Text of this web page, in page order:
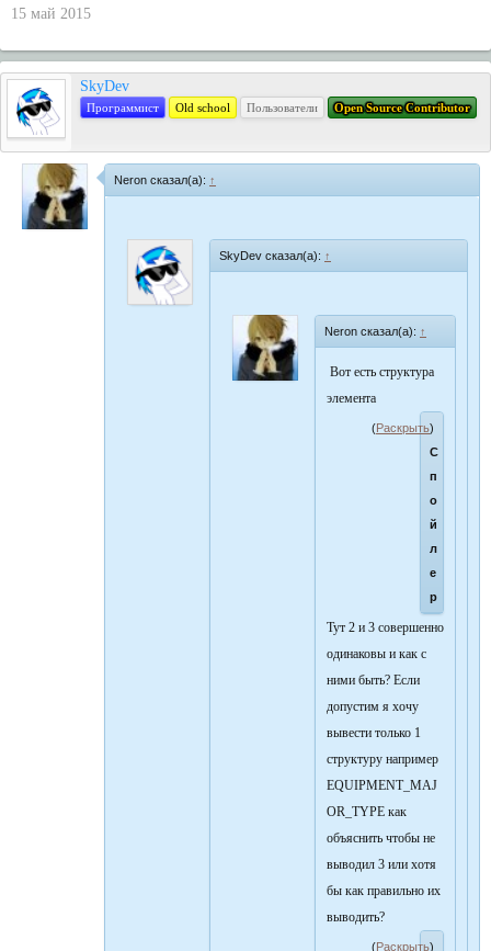
15 май 2015
SkyDev
Программист Old school Пользователи Open Source Contributor
Neron сказал(а): ↑
SkyDev сказал(а): ↑
Neron сказал(а): ↑
Вот есть структура
элемента
(Раскрыть)
С
п
о
й
л
е
р
Тут 2 и 3 совершенно
одинаковы и как с
ними быть? Если
допустим я хочу
вывести только 1
структуру например
EQUIPMENT_MAJ
OR_TYPE как
объяснить чтобы не
выводил 3 или хотя
бы как правильно их
выводить?
(Раскрыть)